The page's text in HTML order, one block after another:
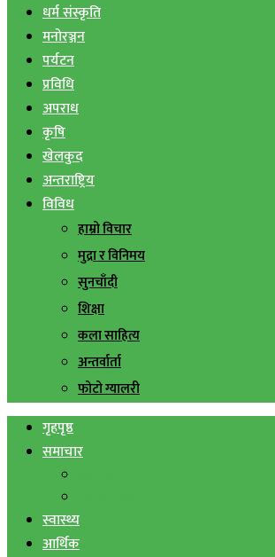
धर्म संस्कृति
मनोरञ्जन
पर्यटन
प्रविधि
अपराध
कृषि
खेलकुद
अन्तराष्ट्रिय
विविध
हाम्रो विचार
मुद्रा र विनिमय
सुनचाँदी
शिक्षा
कला साहित्य
अन्तर्वार्ता
फोटो ग्यालरी
गृहपृष्ठ
समाचार
स्वास्थ्य
आर्थिक